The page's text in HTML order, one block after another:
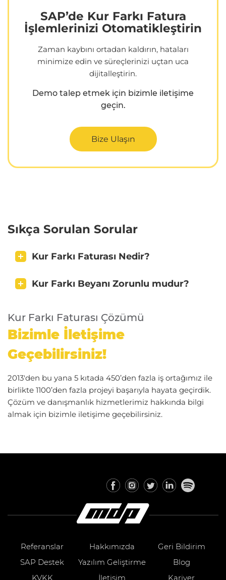
SAP’de Kur Farkı Fatura
İşlemlerinizi Otomatikleştirin
Zaman kaybını ortadan kaldırın, hataları
minimize edin ve süreçlerinizi uçtan uca
dijitalleştirin.
Demo talep etmek için bizimle iletişime
geçin.
Bize Ulaşın
Sıkça Sorulan Sorular
Kur Farkı Faturası Nedir?
Kur Farkı Beyanı Zorunlu mudur?
Kur Farkı Faturası Çözümü
Bizimle İletişime
Geçebilirsiniz!
2013'den bu yana 5 kıtada 450’den fazla iş ortağımız ile
birlikte 1100’den fazla projeyi başarıyla hayata geçirdik.
Çözüm ve danışmanlık hizmetlerimiz hakkında bilgi
almak için bizimle iletişime geçebilirsiniz.
Referanslar Hakkımızda
Geri Bildirim
SAP Destek
Yazılım Geliştirme
Blog
KVKK
İletişim Kariyer